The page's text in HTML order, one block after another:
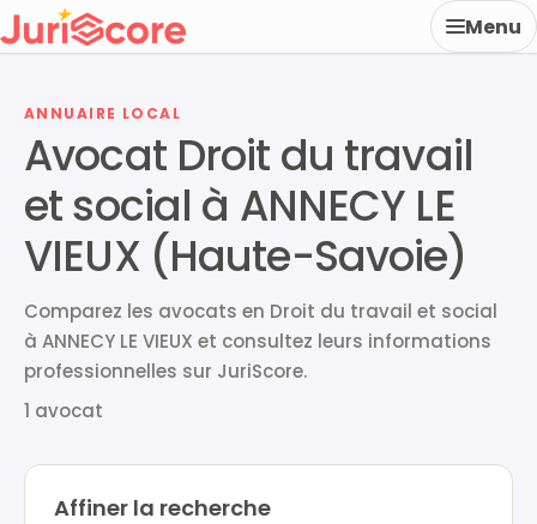
Menu
ANNUAIRE LOCAL
Avocat Droit du travail
et social à ANNECY LE
VIEUX (Haute-Savoie)
Comparez les avocats en Droit du travail et social
à ANNECY LE VIEUX et consultez leurs informations
professionnelles sur JuriScore.
1 avocat
Affiner la recherche